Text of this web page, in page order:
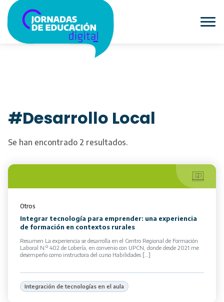
#Desarrollo Local
Se han encontrado 2 resultados.
Otros
Integrar tecnología para emprender: una experiencia
de formación en contextos rurales
Resumen La experiencia se desarrolla en el Centro Regional de Formación
Laboral N.º 402 de Lobería, en convenio con UPCN, donde desde 2021 me
desempeño como instructora del curso Habilidades […]
Integración de tecnologías en el aula